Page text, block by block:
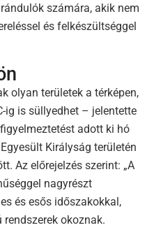
számára, akik nem
és felkészültséggel
olyan területek a térképen,
ig is süllyedhet – jelentette
adott ki hó
Királyság területén
Az előrejelzés szerint: „A
nagyrészt
és esős időszakokkal,
okoznak.